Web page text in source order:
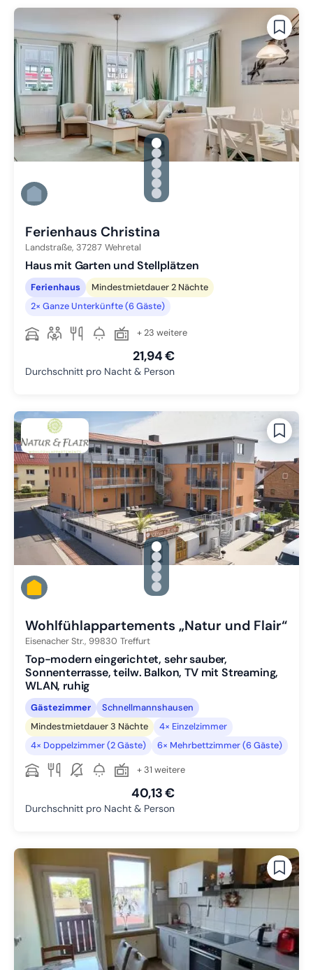
gallery.slide_selector
Zu Slide 1 wechseln
Zu Slide 2 wechseln
Zu Slide 3 wechseln
Zu Slide 4 wechseln
Zu Slide 5 wechseln
Zu Slide 6 wechseln
Ferienhaus Christina
Landstraße, 37287 Wehretal
Haus mit Garten und Stellplätzen
Ferienhaus
Mindestmietdauer 2 Nächte
2× Ganze Unterkünfte (6 Gäste)
+ 23 weitere
21,94 €
Durchschnitt pro Nacht & Person
gallery.slide_selector
Zu Slide 1 wechseln
Zu Slide 2 wechseln
Zu Slide 3 wechseln
Zu Slide 4 wechseln
Zu Slide 5 wechseln
Wohlfühlappartements „Natur und Flair“
Eisenacher Str., 99830 Treffurt
Top-modern eingerichtet, sehr sauber,
Sonnenterrasse, teilw. Balkon, TV mit Streaming,
WLAN, ruhig
Gästezimmer
Schnellmannshausen
Mindestmietdauer 3 Nächte
4× Einzelzimmer
4× Doppelzimmer (2 Gäste)
6× Mehrbettzimmer (6 Gäste)
+ 31 weitere
40,13 €
Durchschnitt pro Nacht & Person